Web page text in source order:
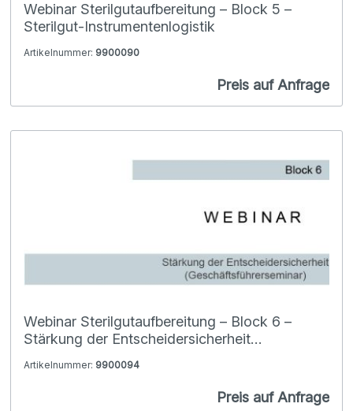
Webinar Sterilgutaufbereitung – Block 5 –
Sterilgut-Instrumentenlogistik
Artikelnummer: 9900090
Preis auf Anfrage
Webinar Sterilgutaufbereitung – Block 6 –
Stärkung der Entscheidersicherheit
Artikelnummer: 9900094
Preis auf Anfrage